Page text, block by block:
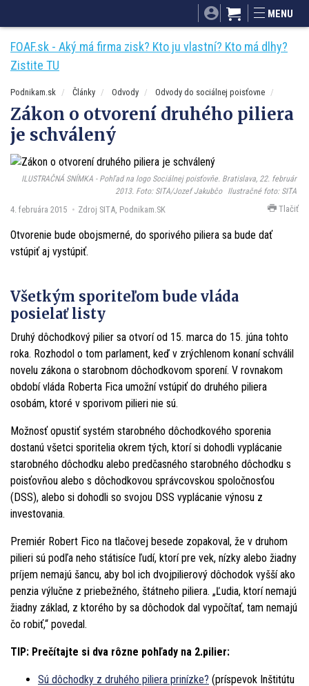
Mnamky-recepty.sk
MENU
FOAF.sk - Aký má firma zisk? Kto ju vlastní? Kto má dlhy?
Zistite TU
Podnikam.sk Články Odvody Odvody do sociálnej poisťovne
Zákon o otvorení druhého piliera
je schválený
ILUSTRAČNÁ SNÍMKA - Pohľad na logo Sociálnej poisťovňe. Bratislava, 22. február
2013. Foto: SITA/Jozef Jakubčo
Ilustračné foto: SITA
4. februára 2015 Zdroj SITA, Podnikam.SK Tlačiť
Otvorenie bude obojsmerné, do sporivého piliera sa bude dať
vstúpiť aj vystúpiť.
Všetkým sporiteľom bude vláda
posielať listy
Druhý dôchodkový pilier sa otvorí od 15. marca do 15. júna tohto
roka. Rozhodol o tom parlament, keď v zrýchlenom konaní schválil
novelu zákona o starobnom dôchodkovom sporení. V rovnakom
období vláda Roberta Fica umožní vstúpiť do druhého piliera
osobám, ktoré v sporivom pilieri nie sú.
Možnosť opustiť systém starobného dôchodkového sporenia
dostanú všetci sporitelia okrem tých, ktorí si dohodli vyplácanie
starobného dôchodku alebo predčasného starobného dôchodku s
poisťovňou alebo s dôchodkovou správcovskou spoločnosťou
(DSS), alebo si dohodli so svojou DSS vyplácanie výnosu z
investovania.
Premiér Robert Fico na tlačovej besede zopakoval, že v druhom
pilieri sú podľa neho státisíce ľudí, ktorí pre vek, nízky alebo žiadny
príjem nemajú šancu, aby bol ich dvojpilierový dôchodok vyšší ako
penzia výlučne z priebežného, štátneho piliera. „Ľudia, ktorí nemajú
žiadny základ, z ktorého by sa dôchodok dal vypočítať, tam nemajú
čo robiť,“ povedal.
TIP: Prečítajte si dva rôzne pohľady na 2.pilier:
Sú dôchodky z druhého piliera prinízke? (príspevok Inštitútu